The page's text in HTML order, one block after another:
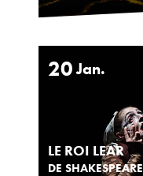
20 Jan.
LE ROI LEAR
DE SHAKESPEARE